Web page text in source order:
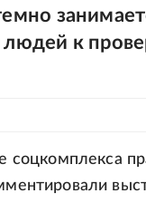
к
соцкомплекса